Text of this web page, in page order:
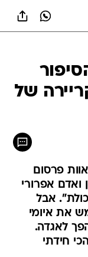
של
פרסום
ואדם אפרורי
אבל
את איומי
לאגדה.
חידתי